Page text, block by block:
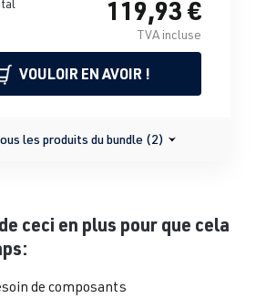
119,93 €
TVA incluse
VOULOIR EN AVOIR !
les produits du bundle (2)
ceci en plus pour que cela
de composants